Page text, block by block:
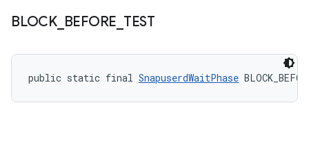
BLOCK_ BEFORE TEST
public static final SnapuserdWaitPhase